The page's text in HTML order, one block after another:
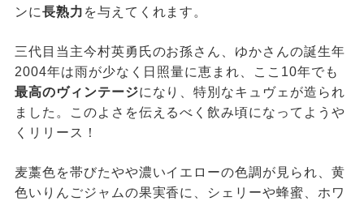
ンに長熟力 を与えてくれます。
三代目当主今村英勇氏のお孫さん、ゆかさんの誕生年
2004年は雨が少なく日照量に恵まれ、ここ10年でも
最高のヴィンテージになり、特別なキュヴェが造られ
ました。このよさを伝えるべく飲み頃になってようや
くリリース！
麦藁色を帯びたやや濃いイエローの色調が見られ、黄
色いりんごジャムの果実香に、シェリーや蜂蜜、ホワ